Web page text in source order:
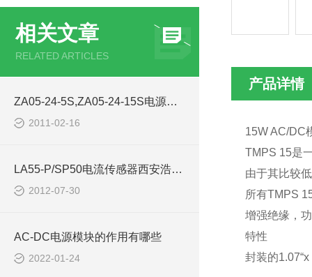
相关文章
RELATED ARTICLES
ZA05-24-5S,ZA05-24-15S电源模块ARCH商
2011-02-16
LA55-P/SP50电流传感器西安浩南电子
2012-07-30
AC-DC电源模块的作用有哪些
2022-01-24
产品详情
15W AC/DC
TMPS 15是
由于其比较
所有TMPS
增强绝缘，
特性
封装的1.07“x